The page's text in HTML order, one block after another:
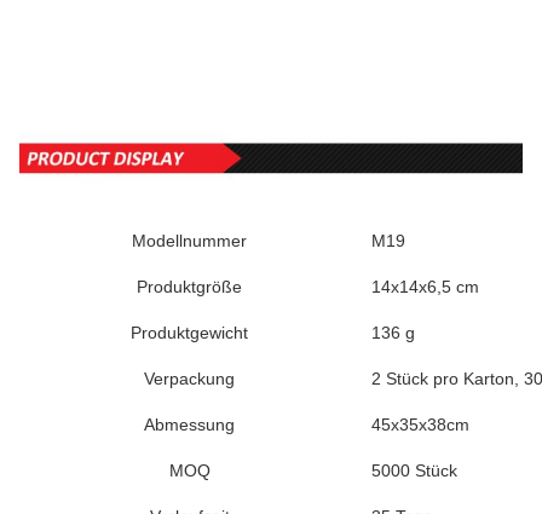
Modellnummer M19
Produktgröße 14x14x6,5 cm
Produktgewicht 136 g
Verpackung 2 Stück pro Karton,
Abmessung 45x35x38cm
MOQ 5000 Stück